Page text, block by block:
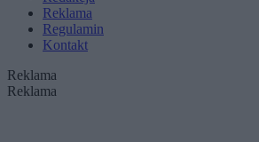
Reklama
Regulamin
Kontakt
Reklama
Reklama